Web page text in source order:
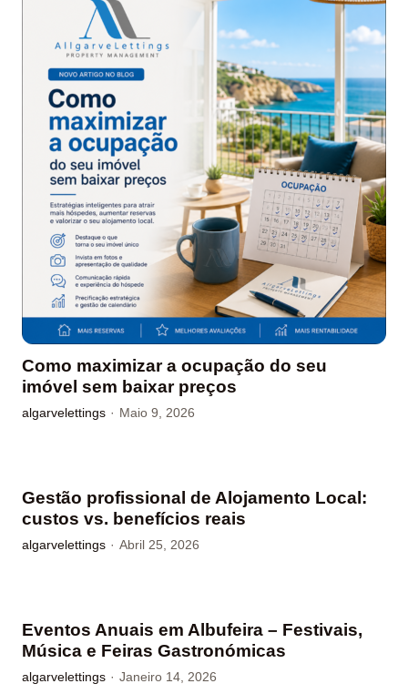
Como maximizar a ocupação do seu
imóvel sem baixar preços
algarvelettings · Maio 9, 2026
Gestão profissional de Alojamento Local:
custos vs. benefícios reais
algarvelettings · Abril 25, 2026
Eventos Anuais em Albufeira – Festivais,
Música e Feiras Gastronómicas
algarvelettings · Janeiro 14, 2026